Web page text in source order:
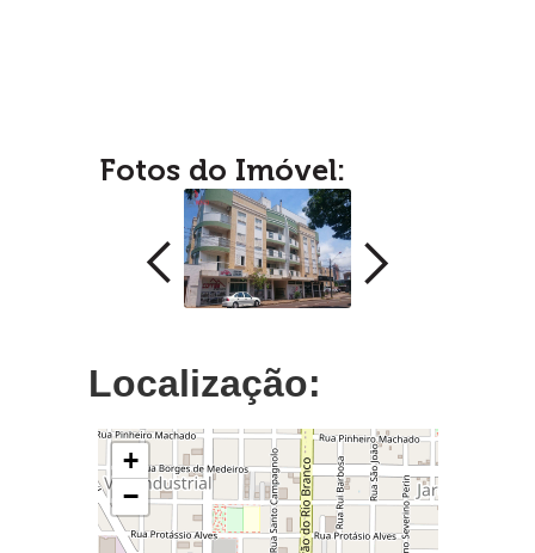
Fotos do Imóvel:
Localização:
+
−